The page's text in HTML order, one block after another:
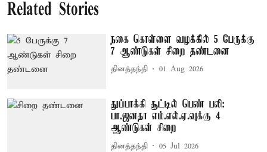
Related Stories
நகை கொள்ளை வழக்கில் 5 பேருக்கு
7 ஆண்டுகள் சிறை தண்டனை
தினத்தந்தி 01 Aug 2026
துப்பாக்கி சூட்டில் பெண் பலி:
பா.ஜனதா எம்.எல்.ஏ.வுக்கு 4
ஆண்டுகள் சிறை
தினத்தந்தி 05 Jul 2026